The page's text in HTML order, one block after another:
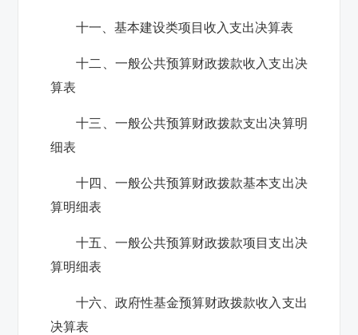
十一、基本建设类项目收入支出决算表
十二、一般公共预算财政拨款收入支出决
算表
十三、一般公共预算财政拨款支出决算明
细表
十四、一般公共预算财政拨款基本支出决
算明细表
十五、一般公共预算财政拨款项目支出决
算明细表
十六、政府性基金预算财政拨款收入支出
决算表